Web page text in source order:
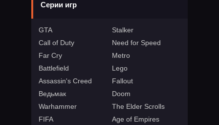
Серии игр
GTA
Stalker
Call of Duty
Need for Speed
Far Cry
Metro
Battlefield
Lego
Assassin's Creed
Fallout
Ведьмак
Doom
Warhammer
The Elder Scrolls
FIFA
Age of Empires